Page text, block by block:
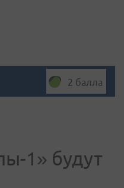
2 балла
1» будут